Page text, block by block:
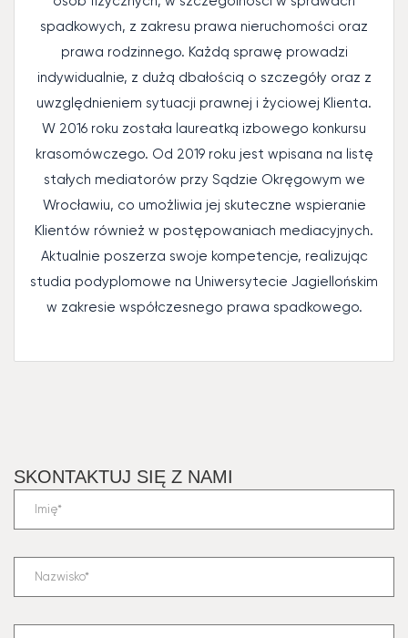
spadkowych, z zakresu prawa nieruchomości oraz
prawa rodzinnego. Każdą sprawę prowadzi
indywidualnie, z dużą dbałością o szczegóły oraz z
uwzględnieniem sytuacji prawnej i życiowej Klienta.
W 2016 roku została laureatką izbowego konkursu
krasomówczego. Od 2019 roku jest wpisana na listę
stałych mediatorów przy Sądzie Okręgowym we
Wrocławiu, co umożliwia jej skuteczne wspieranie
Klientów również w postępowaniach mediacyjnych.
Aktualnie poszerza swoje kompetencje, realizując
studia podyplomowe na Uniwersytecie Jagiellońskim
w zakresie współczesnego prawa spadkowego.
SKONTAKTUJ SIĘ Z NAMI